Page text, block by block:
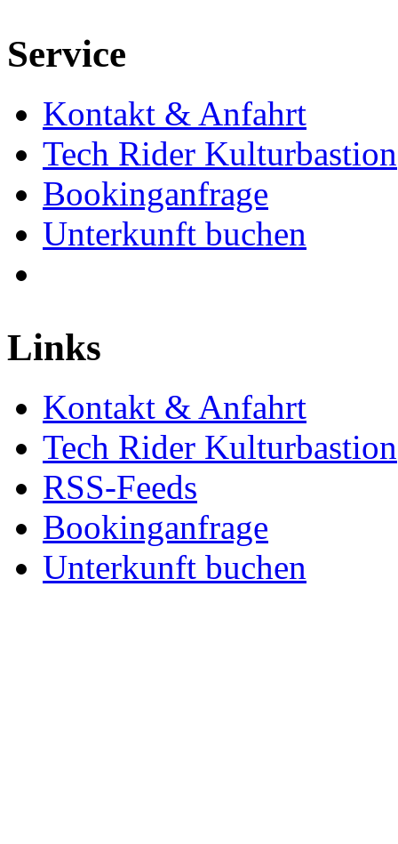
Service
Kontakt & Anfahrt
Tech Rider Kulturbastion
Bookinganfrage
Unterkunft buchen
Links
Kontakt & Anfahrt
Tech Rider Kulturbastion
RSS-Feeds
Bookinganfrage
Unterkunft buchen